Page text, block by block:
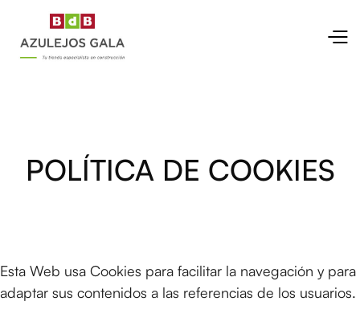
POLÍTICA DE COOKIES
Esta Web usa Cookies para facilitar la navegación y para
adaptar sus contenidos a las referencias de los usuarios.